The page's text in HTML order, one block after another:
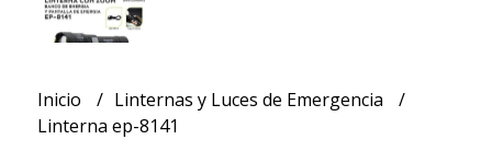
Inicio
Linternas y Luces de Emergencia
Linterna ep-8141